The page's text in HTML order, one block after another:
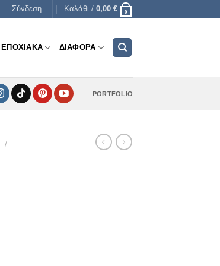
Σύνδεση Καλάθι / 0,00 € 0
ΕΠΟΧΙΑΚΑ ΔΙΑΦΟΡΑ
PORTFOLIO
/